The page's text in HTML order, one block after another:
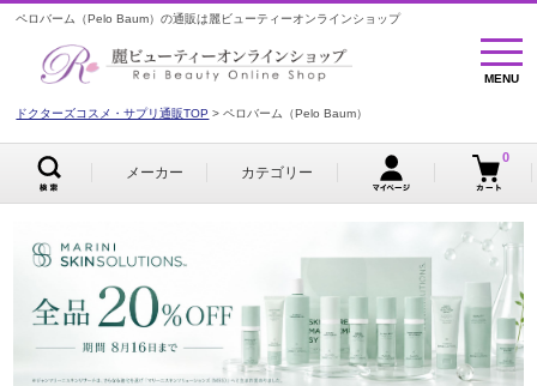
ペロバーム（Pelo Baum）の通販は麗ビューティーオンラインショップ
MENU
MENU
ドクターズコスメ・サプリ通販TOP ペロバーム（Pelo Baum）
メーカー カテゴリー
0